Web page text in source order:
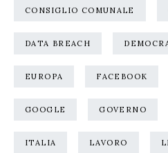
CONSIGLIO COMUNALE
DATA BREACH
EUROPA FACEBOOK
GOOGLE GOVERNO
ITALIA LAVORO